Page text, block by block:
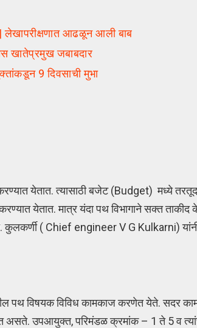
लेखापरीक्षणात आढळून आली बाब
खातेप्रमुख जबाबदार
9 दिवसाची मुभा
येतात. त्यासाठी बजेट (Budget) मध्ये
येतात. मात्र यंदा पथ विभागाने सक्त ताकीद
कुलकर्णी ( Chief engineer V G Kulkarni)
पथ विषयक विविध कामकाज करणेत येते. सदर
उपआयुक्त, परिमंडळ क्रमांक – 1 ते 5 व